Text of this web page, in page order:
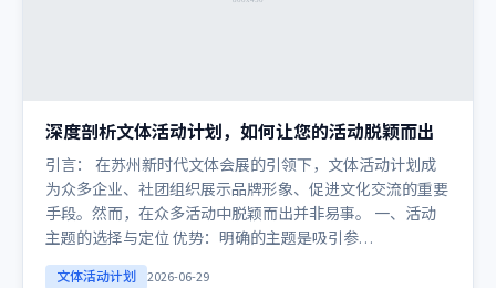
深度剖析文体活动计划，如何让您的活动脱颖而出
引言： 在苏州新时代文体会展的引领下，文体活动计划成
为众多企业、社团组织展示品牌形象、促进文化交流的重要
手段。然而，在众多活动中脱颖而出并非易事。 一、活动
主题的选择与定位 优势：明确的主题是吸引参…
文体活动计划 2026-06-29